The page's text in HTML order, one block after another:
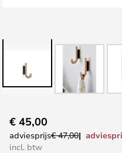
naar
het
€ 45,00
adviesprijs€ 47,00
incl. btw